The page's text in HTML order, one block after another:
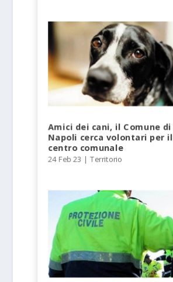
Amici dei cani, il Comune di
Napoli cerca volontari per il
centro comunale
24 Feb 23 |Territorio